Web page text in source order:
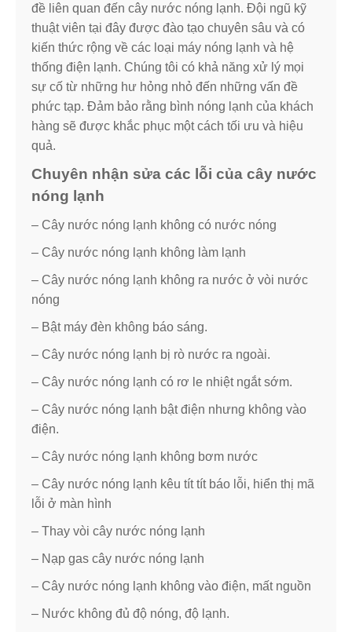
đề liên quan đến cây nước nóng lạnh. Đội ngũ kỹ
thuật viên tại đây được đào tạo chuyên sâu và có
kiến thức rộng về các loại máy nóng lạnh và hệ
thống điện lạnh. Chúng tôi có khả năng xử lý mọi
sự cố từ những hư hỏng nhỏ đến những vấn đề
phức tạp. Đảm bảo rằng bình nóng lạnh của khách
hàng sẽ được khắc phục một cách tối ưu và hiệu
quả.
Chuyên nhận sửa các lỗi của cây nước
nóng lạnh
– Cây nước nóng lạnh không có nước nóng
– Cây nước nóng lạnh không làm lạnh
– Cây nước nóng lạnh không ra nước ở vòi nước
nóng
– Bật máy đèn không báo sáng.
– Cây nước nóng lạnh bị rò nước ra ngoài.
– Cây nước nóng lạnh có rơ le nhiệt ngắt sớm.
– Cây nước nóng lạnh bật điện nhưng không vào
điện.
– Cây nước nóng lạnh không bơm nước
– Cây nước nóng lạnh kêu tít tít báo lỗi, hiển thị mã
lỗi ở màn hình
– Thay vòi cây nước nóng lạnh
– Nạp gas cây nước nóng lạnh
– Cây nước nóng lạnh không vào điện, mất nguồn
– Nước không đủ độ nóng, độ lạnh.